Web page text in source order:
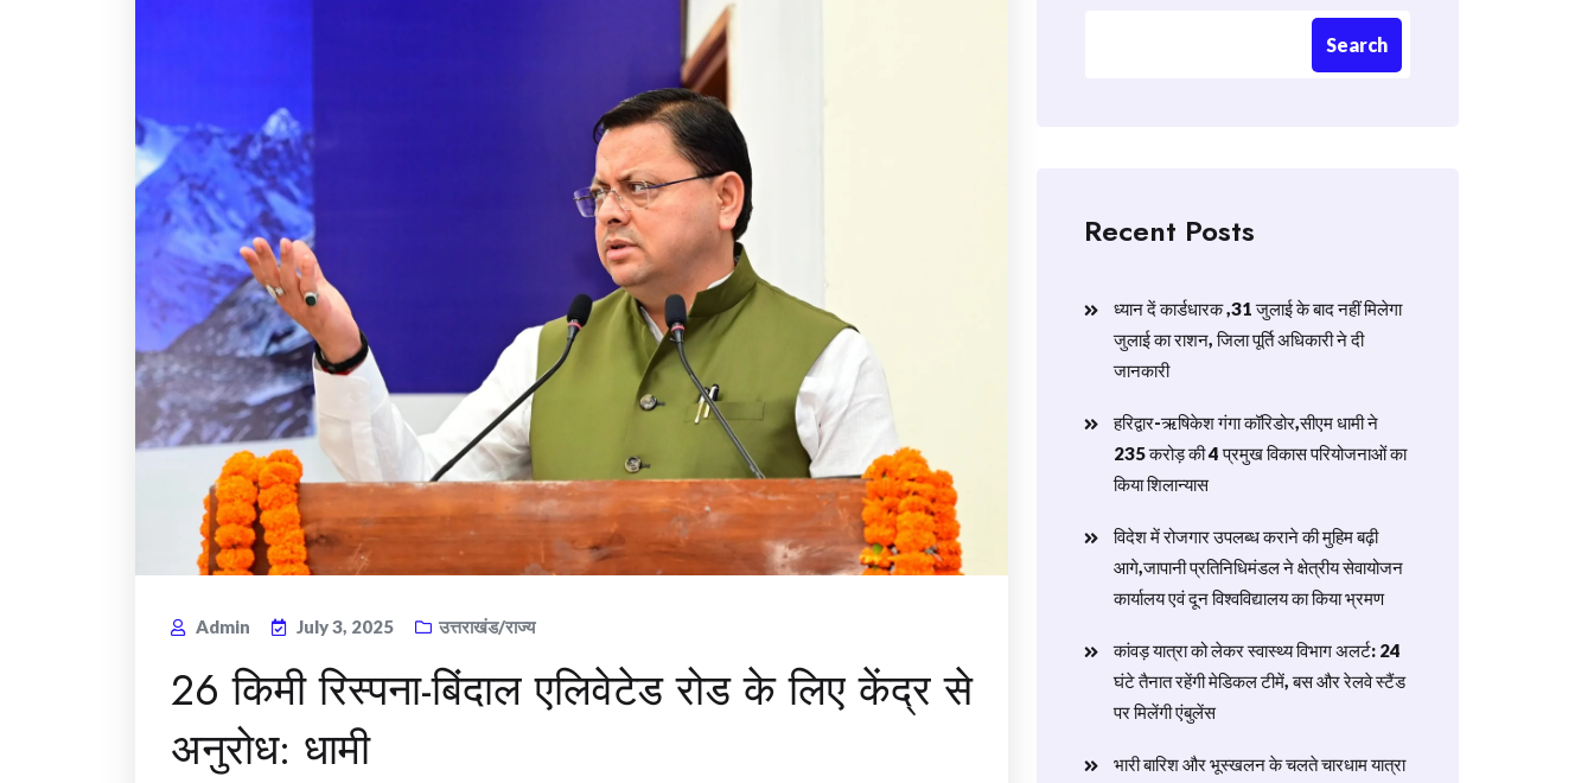
Admin July 3, 2025 उत्तराखंड/राज्य
26 किमी रिस्पना-बिंदाल एलिवेटेड रोड के लिए केंद्र से
अनुरोध: धामी
Search
Recent Posts
ध्यान दें कार्डधारक ,31 जुलाई के बाद नहीं मिलेगा
जुलाई का राशन, जिला पूर्ति अधिकारी ने दी
जानकारी
हरिद्वार-ऋषिकेश गंगा कॉरिडोर,सीएम धामी ने
235 करोड़ की 4 प्रमुख विकास परियोजनाओं का
किया शिलान्यास
विदेश में रोजगार उपलब्ध कराने की मुहिम बढ़ी
आगे,जापानी प्रतिनिधिमंडल ने क्षेत्रीय सेवायोजन
कार्यालय एवं दून विश्वविद्यालय का किया भ्रमण
​कांवड़ यात्रा को लेकर स्वास्थ्य विभाग अलर्ट: 24
घंटे तैनात रहेंगी मेडिकल टीमें, बस और रेलवे स्टैंड
पर मिलेंगी एंबुलेंस
​भारी बारिश और भूस्खलन के चलते चारधाम यात्रा